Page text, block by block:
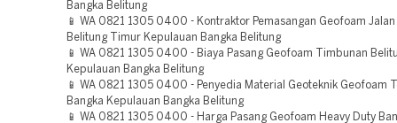
Bangka Belitung
📱 WA 0821 1305 0400 - Kontraktor Pemasangan Geofoam Jalan
Belitung Timur Kepulauan Bangka Belitung
📱 WA 0821 1305 0400 - Biaya Pasang Geofoam Timbunan
Kepulauan Bangka Belitung
📱 WA 0821 1305 0400 - Penyedia Material Geoteknik Geofoam
Bangka Kepulauan Bangka Belitung
📱 WA 0821 1305 0400 - Harga Pasang Geofoam Heavy Duty